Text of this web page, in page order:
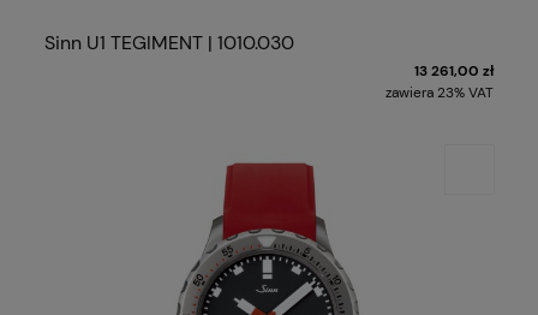
Sinn U1 TEGIMENT | 1010.030
13 261,00 zł
zawiera 23% VAT